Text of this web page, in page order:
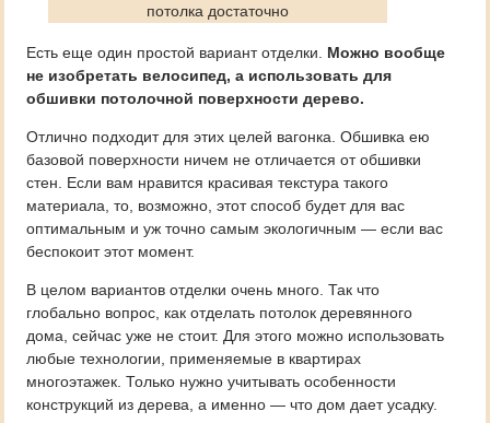
потолка достаточно
Есть еще один простой вариант отделки. Можно вообще
не изобретать велосипед, а использовать для
обшивки потолочной поверхности дерево.
Отлично подходит для этих целей вагонка. Обшивка ею
базовой поверхности ничем не отличается от обшивки
стен. Если вам нравится красивая текстура такого
материала, то, возможно, этот способ будет для вас
оптимальным и уж точно самым экологичным — если вас
беспокоит этот момент.
В целом вариантов отделки очень много. Так что
глобально вопрос, как отделать потолок деревянного
дома, сейчас уже не стоит. Для этого можно использовать
любые технологии, применяемые в квартирах
многоэтажек. Только нужно учитывать особенности
конструкций из дерева, а именно — что дом дает усадку.